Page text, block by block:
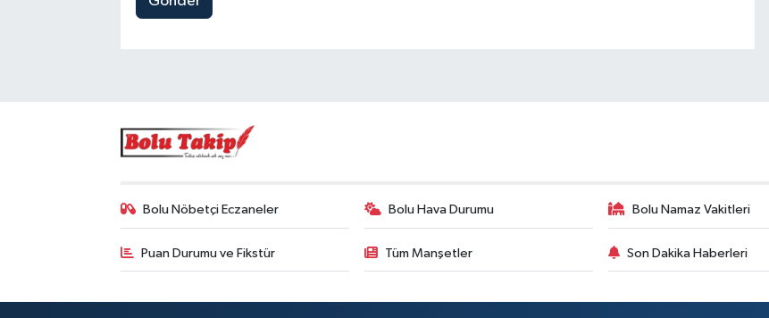
Bolu Nöbetçi Eczaneler Bolu Hava Durumu Bolu Namaz Vakitleri
Puan Durumu ve Fikstür Tüm Manşetler Son Dakika Haberleri